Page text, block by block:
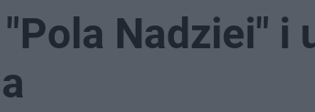
Nadziei" i